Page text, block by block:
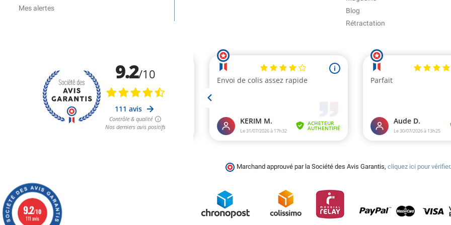
Mes alertes
Blog
Rétractation
Marchand approuvé par la Société des Avis Garantis, cliquez ici pour vérifier.
9.2/10
111 avis